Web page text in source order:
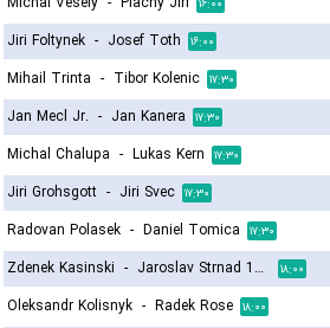
۱۶:۰۰
Jiri Foltynek - Josef Toth ۱۶:۰۰
Mihail Trinta - Tibor Kolenic ۱۷:۳۰
Jan Mecl Jr. - Jan Kanera ۱۷:۳۰
Michal Chalupa - Lukas Kern ۱۷:۳۰
Jiri Grohsgott - Jiri Svec ۱۷:۳۰
Radovan Polasek - Daniel Tomica ۱۷:۳۰
Zdenek Kasinski - Jaroslav Strnad 1964 ۱۸:۰۰
Oleksandr Kolisnyk - Radek Rose ۱۸:۰۰